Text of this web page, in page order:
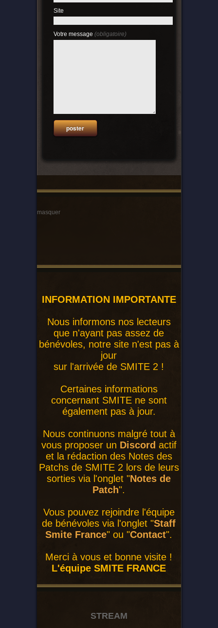
Site
Votre message (obligatoire)
masquer
INFORMATION IMPORTANTE
Nous informons nos lecteurs
que n'ayant pas assez de
bénévoles, notre site n'est pas à
jour
sur l'arrivée de SMITE 2 !
Certaines informations
concernant SMITE ne sont
également pas à jour.
Nous continuons malgré tout à
vous proposer un Discord actif
et la rédaction des Notes des
Patchs de SMITE 2 lors de leurs
sorties via l'onglet "Notes de
Patch".
Vous pouvez rejoindre l'équipe
de bénévoles via l'onglet "Staff
Smite France" ou "Contact".
Merci à vous et bonne visite !
L'équipe SMITE FRANCE
STREAM